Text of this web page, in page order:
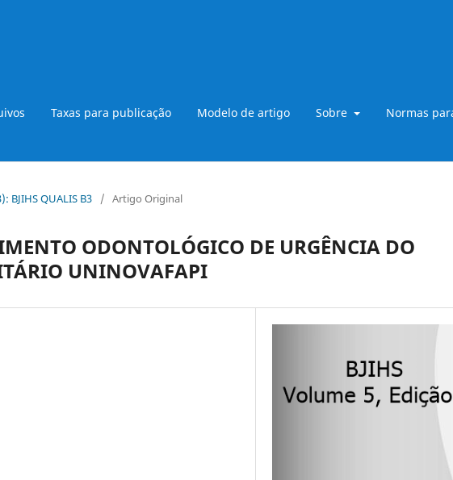
Taxas para publicação Modelo de artigo Sobre Normas
BJIHS QUALIS B3 / Artigo Original
ODONTOLÓGICO DE URGÊNCIA DO
UNINOVAFAPI